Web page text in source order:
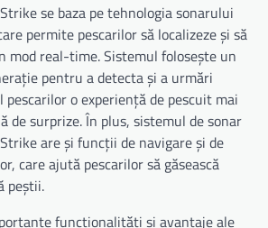
se baza pe tehnologia sonarului
permite pescarilor să localizeze și să
mod real-time. Sistemul folosește un
pentru a detecta și a urmări
o experiență de pescuit mai
de surprize. În plus, sistemul de sonar
are și funcții de navigare și de
care ajută pescarilor să găsească
peștii.
funcționalități și avantaje ale